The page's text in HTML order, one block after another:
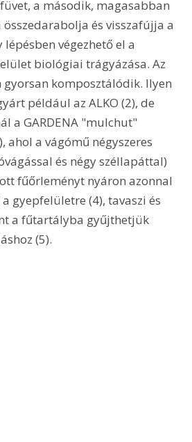
a második, magasabban
és visszafújja a
lépésben végezhető el a
biológiai trágyázása. Az
komposztálódik. Ilyen
például az ALKO (2), de
a GARDENA "mulchut"
ahol a vágómű négyszeres
és négy széllapáttal)
fűőrleményt nyáron azonnal
gyepfelületre (4), tavaszi és
a fűtartályba gyűjthetjük
(5).